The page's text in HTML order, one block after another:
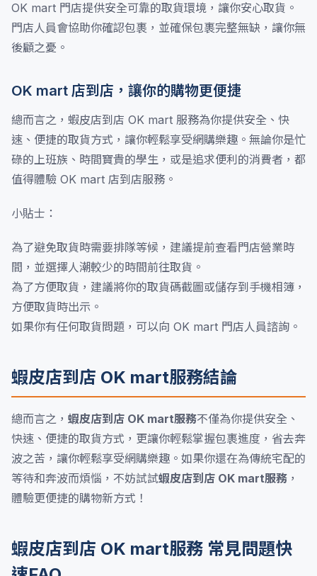
OK mart 門店提供安全可靠的取貨環境，讓你安心取貨。
門店人員會協助你確認包裹，並確保包裹完整無缺，讓你無
後顧之憂。
OK mart 店到店，讓你的購物更便捷
總而言之，蝦皮店到店 OK mart 服務為你提供安全、快
速、便捷的取貨方式，讓你輕鬆享受網購樂趣。無論你是忙
碌的上班族、時間寶貴的學生，或是追求便利的消費者，都
值得體驗 OK mart 店到店服務。
小貼士：
為了避免取貨時需要排隊等候，建議提前查看門店營業時
間，並選擇人潮較少的時間前往取貨。
為了方便取貨，建議將你的取貨碼截圖或儲存到手機相簿，
方便取貨時出示。
如果你有任何取貨問題，可以向 OK mart 門店人員諮詢。
蝦皮店到店 OK mart服務結論
總而言之， 蝦皮店到店 OK mart服務不僅為你提供安全、
快速、便捷的取貨方式，更讓你輕鬆掌握包裹進度，省去奔
波之苦，讓你輕鬆享受網購樂趣。如果你還在為傳統宅配的
等待和奔波而煩惱，不妨試試蝦皮店到店 OK mart服務 ，
體驗更便捷的購物新方式！
蝦皮店到店 OK mart服務 常見問題快